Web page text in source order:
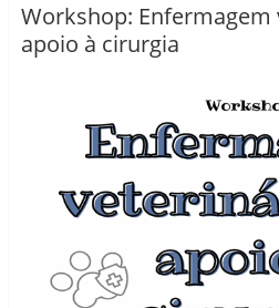
Workshop:
apoio à cirurgia